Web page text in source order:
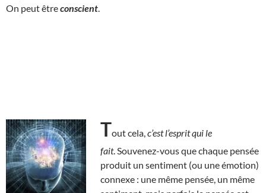
On peut êtreconscient
Tout cela, c’est l’esprit qui le
fait. Souvenez-vous que chaque pensée
produit un sentiment (ou une émotion)
connexe : une même pensée, un même